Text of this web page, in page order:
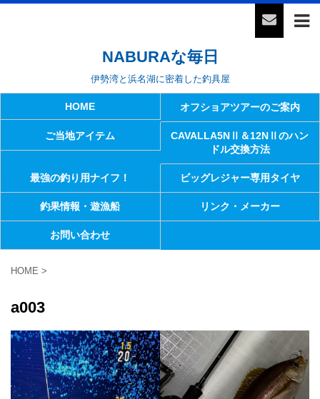
NABURAな毎日
伊勢湾と浜名湖に密着した釣具屋
HOME オフショアツアーのご案内
ご当地アイテム
CAVALLA5NⅡ＆12NⅡのハン
ドル交換方法
最強の釣り用ナイフ！ ビッグレジャー専用タイヤ
釣果情報・遊漁船 リンク・メーカー
お問い合わせ
HOME >
a003